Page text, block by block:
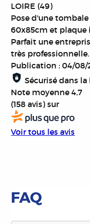
LOIRE (49)
Pose d'une
60x85cm et
Parfait une
très professionnelle.
Publication : 04/08/
Sécurisé dans
Note moyenne4,7
(158 avis)sur
Voir tous les avis
FAQ